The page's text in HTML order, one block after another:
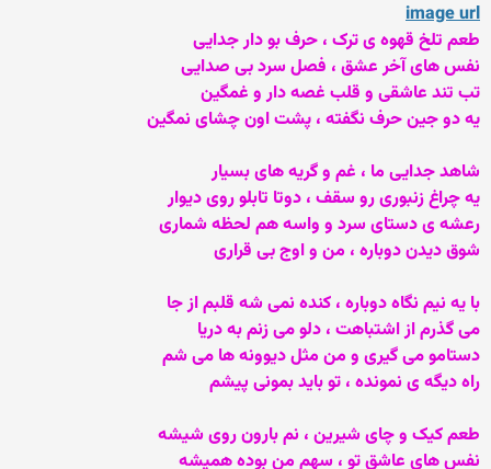
image url
طعم تلخ قهوه ی ترک ، حرف بو دار جدایی
نفس های آخر عشق ، فصل سرد بی صدایی
تب تند عاشقی و قلب غصه دار و غمگین
یه دو جین حرف نگفته ، پشت اون چشای نمگین
شاهد جدایی ما ، غم و گریه های بسیار
یه چراغ زنبوری رو سقف ، دوتا تابلو روی دیوار
رعشه ی دستای سرد و واسه هم لحظه شماری
شوق دیدن دوباره ، من و اوج بی قراری
با یه نیم نگاه دوباره ، کنده نمی شه قلبم از جا
می گذرم از اشتباهت ، دلو می زنم به دریا
دستامو می گیری و من مثل دیوونه ها می شم
راه دیگه ی نمونده ، تو باید بمونی پیشم
طعم کیک و چای شیرین ، نم بارون روی شیشه
نفس های عاشق تو ، سهم من بوده همیشه